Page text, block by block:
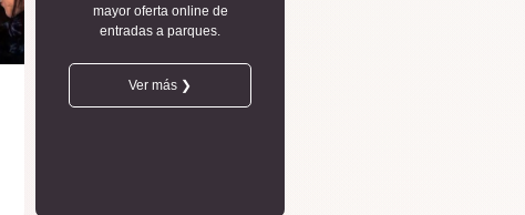
mayor oferta online de
entradas a parques.
Ver más ❯